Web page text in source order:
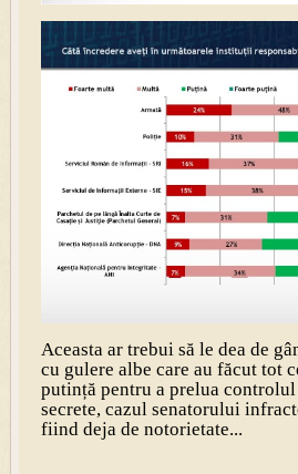
Aceasta ar trebui să le dea de
cu gulere albe care au făcut tot
putință pentru a prelua
secrete, cazul senatorului
fiind deja de notorietate...